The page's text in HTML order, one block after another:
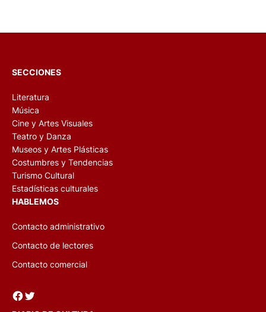
SECCIONES
Literatura
Música
Cine y Artes Visuales
Teatro y Danza
Museos y Artes Plásticas
Costumbres y Tendencias
Turismo Cultural
Estadísticas culturales
HABLEMOS
Contacto administrativo
Contacto de lectores
Contacto comercial
Facebook Twitter